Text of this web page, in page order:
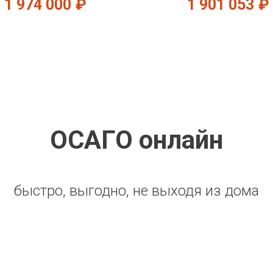
1 974 000 ₽ 1 901 053 ₽
ОСАГО онлайн
быстро, выгодно, не выходя из дома